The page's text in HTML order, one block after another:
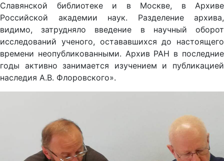
Славянской библиотеке и в Москве, в Архиве
Российской академии наук. Разделение архива,
видимо, затрудняло введение в научный оборот
исследований ученого, остававшихся до настоящего
времени неопубликованными. Архив РАН в последние
годы активно занимается изучением и публикацией
наследия А.В. Флоровского».